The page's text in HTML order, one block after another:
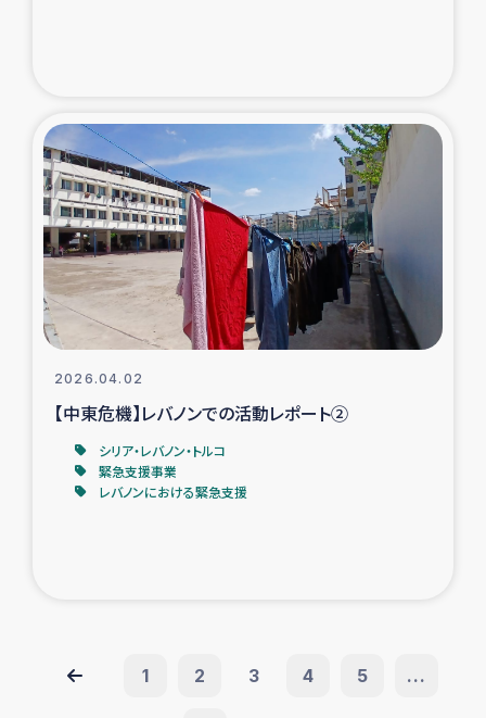
2026.04.02
【中東危機】レバノンでの活動レポート②
シリア・レバノン・トルコ
緊急支援事業
レバノンにおける緊急支援
1 2 3 4 5 ...